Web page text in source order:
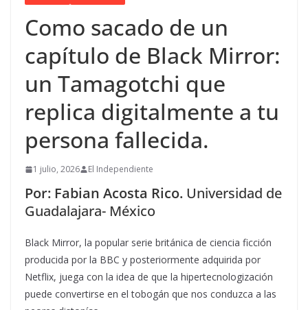
Como sacado de un
capítulo de Black Mirror:
un Tamagotchi que
replica digitalmente a tu
persona fallecida.
1 julio, 2026 El Independiente
Por: Fabian Acosta Rico. Universidad de
Guadalajara- México
Black Mirror, la popular serie británica de ciencia ficción
producida por la BBC y posteriormente adquirida por
Netflix, juega con la idea de que la hipertecnologización
puede convertirse en el tobogán que nos conduzca a las